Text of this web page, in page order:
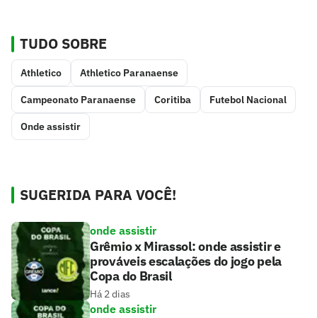
TUDO SOBRE
Athletico Athletico Paranaense
Campeonato Paranaense Coritiba Futebol Nacional
Onde assistir
SUGERIDA PARA VOCÊ!
onde assistir
Grêmio x Mirassol: onde assistir e
prováveis escalações do jogo pela
Copa do Brasil
Há 2 dias
onde assistir